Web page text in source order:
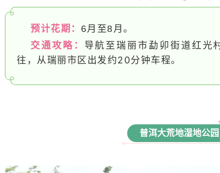
预计花期： 6月至8月。
交通攻略： 导航至瑞丽市勐卯街道红光
往，从瑞丽市区出发约20分钟车程。
普洱大荒地湿地公园